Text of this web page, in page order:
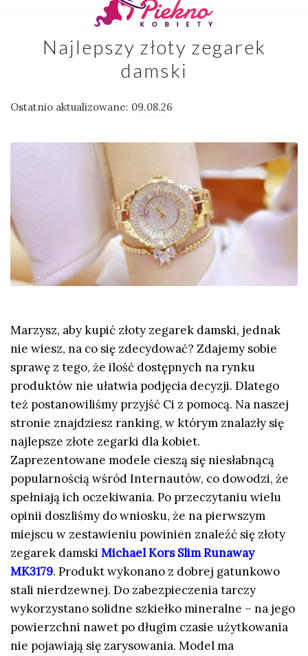
Najlepszy złoty zegarek
damski
Ostatnio aktualizowane: 09.08.26
Marzysz, aby kupić złoty zegarek damski, jednak
nie wiesz, na co się zdecydować? Zdajemy sobie
sprawę z tego, że ilość dostępnych na rynku
produktów nie ułatwia podjęcia decyzji. Dlatego
też postanowiliśmy przyjść Ci z pomocą. Na naszej
stronie znajdziesz ranking, w którym znalazły się
najlepsze złote zegarki dla kobiet.
Zaprezentowane modele cieszą się niesłabnącą
popularnością wśród Internautów, co dowodzi, że
spełniają ich oczekiwania. Po przeczytaniu wielu
opinii doszliśmy do wniosku, że na pierwszym
miejscu w zestawieniu powinien znaleźć się złoty
zegarek damski Michael Kors Slim Runaway
MK3179. Produkt wykonano z dobrej gatunkowo
stali nierdzewnej. Do zabezpieczenia tarczy
wykorzystano solidne szkiełko mineralne – na jego
powierzchni nawet po długim czasie użytkowania
nie pojawiają się zarysowania. Model ma